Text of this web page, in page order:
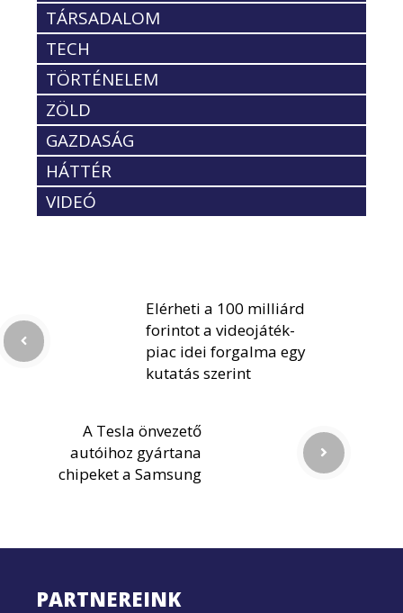
TÁRSADALOM
TECH
TÖRTÉNELEM
ZÖLD
GAZDASÁG
HÁTTÉR
VIDEÓ
Elérheti a 100 milliárd
forintot a videojáték-
piac idei forgalma egy
kutatás szerint
A Tesla önvezető
autóihoz gyártana
chipeket a Samsung
PARTNEREINK